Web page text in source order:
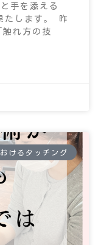
手を添える
たします。 昨
触れ方の技
けるタッチング